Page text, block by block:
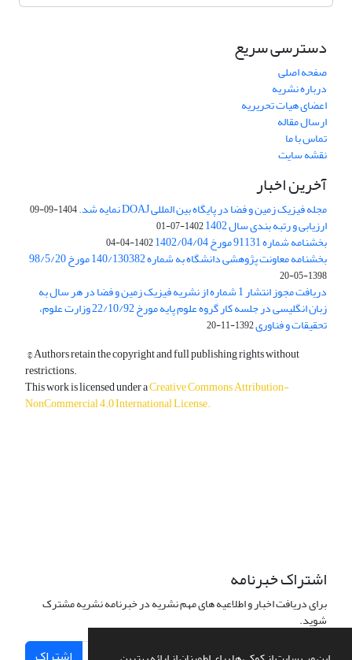
دسترسی سریع
صفحه اصلی
درباره نشریه
اعضای هیات تحریریه
ارسال مقاله
تماس با ما
نقشه سایت
آخرین اخبار
مجله فیزیک زمین و فضا در پایگاه بین المللی DOAJ نمایه شد. 1404-09-09
ارزیابی و رتبه بندی سال 1402 1402-07-01
بخشنامه شماره 91131 مورخ 1402/04/04 1402-04-04
بخشنامه معاونت پژوهشی دانشگاه به شماره 140/130382 مورخ 98/5/20
1398-05-20
دریافت مجوز انتشار 1 شماره از نشریه فیزیک زمین و فضا در هر سال به
زبان انگلیسی در جلسه کار گروه علوم پایه مورخ 22/10/92 وزارت علوم،
تحقیقات و فناوری1392-11-20
© Authors retain the copyright and full publishing rights without
restrictions.
This work is licensed under aCreative Commons Attribution-
NonCommercial 4.0 International License.
اشتراک خبرنامه
برای دریافت اخبار و اطلاعیه های مهم نشریه در خبرنامه نشریه مشترک
شوید.